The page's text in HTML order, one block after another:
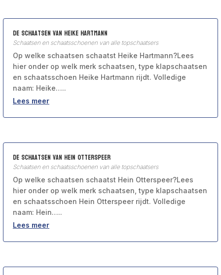
De schaatsen van Heike Hartmann
Schaatsen en schaatsschoenen van alle topschaatsers
Op welke schaatsen schaatst Heike Hartmann?Lees
hier onder op welk merk schaatsen, type klapschaatsen
en schaatsschoen Heike Hartmann rijdt. Volledige
naam: Heike…..
Lees meer
De schaatsen van Hein Otterspeer
Schaatsen en schaatsschoenen van alle topschaatsers
Op welke schaatsen schaatst Hein Otterspeer?Lees
hier onder op welk merk schaatsen, type klapschaatsen
en schaatsschoen Hein Otterspeer rijdt. Volledige
naam: Hein…..
Lees meer